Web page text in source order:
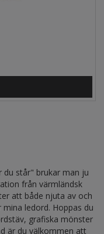
du står" brukar man ju
från värmländsk
att både njuta av och
ledord. Hoppas du
grafiska mönster
är du välkommen att